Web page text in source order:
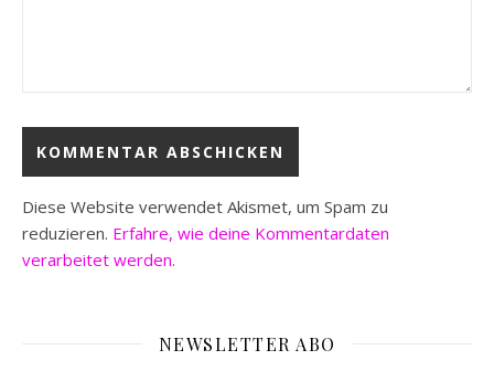
Diese Website verwendet Akismet, um Spam zu
reduzieren. Erfahre, wie deine Kommentardaten
verarbeitet werden.
NEWSLETTER ABO